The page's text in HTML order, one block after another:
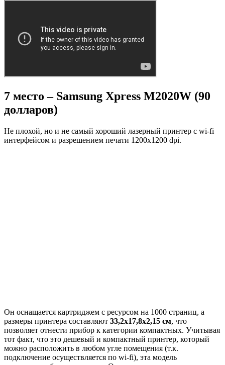
7 место – Samsung Xpress M2020W (90
долларов)
Не плохой, но и не самый хороший лазерный принтер с wi-fi
интерфейсом и разрешением печати 1200х1200 dpi.
Он оснащается картриджем с ресурсом на 1000 страниц, а
размеры принтера составляют 33,2х17,8х2,15 см, что
позволяет отнести прибор к категории компактных. Учитывая
тот факт, что это дешевый и компактный принтер, который
можно расположить в любом угле помещения (т.к.
подключение осуществляется по wi-fi), эта модель